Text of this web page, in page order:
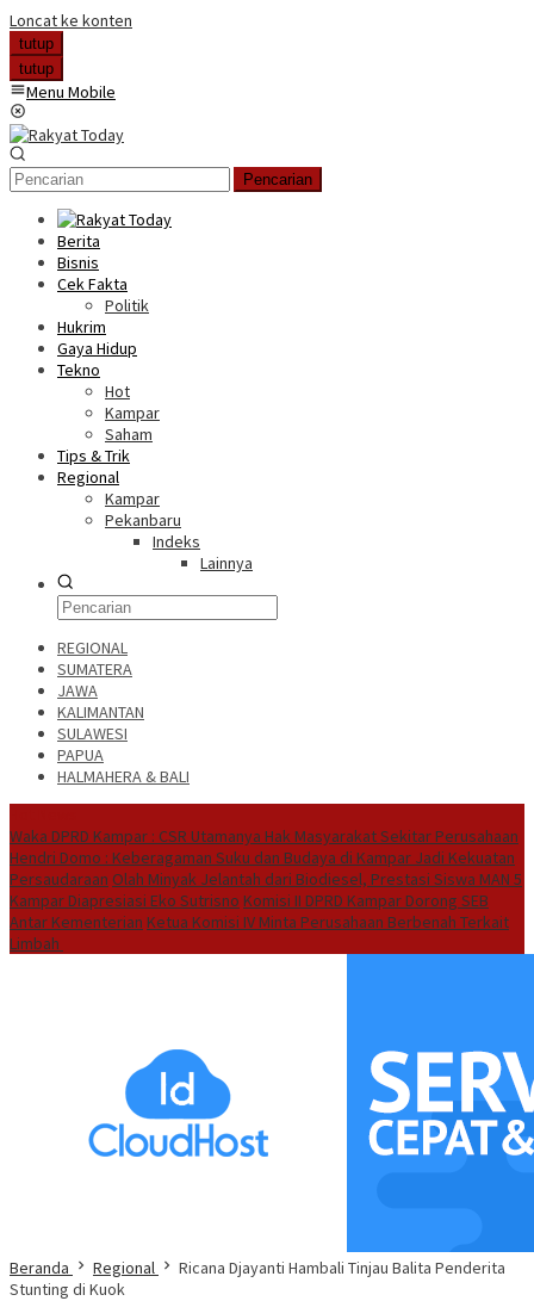
Loncat ke konten
tutup
tutup
Menu Mobile
Pencarian
Berita
Bisnis
Cek Fakta
Politik
Hukrim
Gaya Hidup
Tekno
Hot
Kampar
Saham
Tips & Trik
Regional
Kampar
Pekanbaru
Indeks
Lainnya
REGIONAL
SUMATERA
JAWA
KALIMANTAN
SULAWESI
PAPUA
HALMAHERA & BALI
Waka DPRD Kampar : CSR Utamanya Hak Masyarakat Sekitar Perusahaan
Hendri Domo : Keberagaman Suku dan Budaya di Kampar Jadi Kekuatan
Persaudaraan Olah Minyak Jelantah dari Biodiesel, Prestasi Siswa MAN 5
Kampar Diapresiasi Eko Sutrisno Komisi II DPRD Kampar Dorong SEB
Antar Kementerian Ketua Komisi IV Minta Perusahaan Berbenah Terkait
Limbah
Beranda Regional
Ricana Djayanti Hambali Tinjau Balita Penderita
Stunting di Kuok